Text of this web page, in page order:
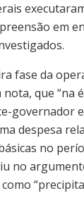
em
fase da
que “na
governador
despesa
no
no